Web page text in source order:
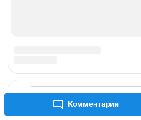
Комментарии